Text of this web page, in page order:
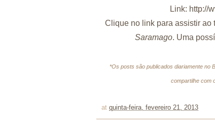
Link: http://
Clique no link para assistir ao
Saramago. Uma
*Os posts são publicados diariamente no
compartilhe com
at quinta-feira, fevereiro 21, 2013